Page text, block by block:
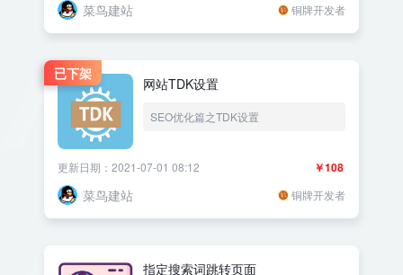
菜鸟建站 铜牌开发者
已下架
网站TDK设置
SEO优化篇之TDK设置
￥108
更新日期：2021-07-01 08:12
菜鸟建站 铜牌开发者
指定搜索词跳转页面